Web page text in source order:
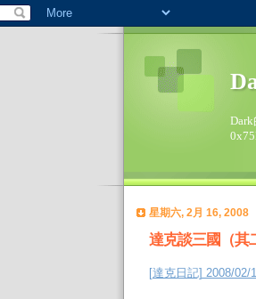
星期六, 2月 16, 2008
達克談三國（其
[達克日記] 2008/02/